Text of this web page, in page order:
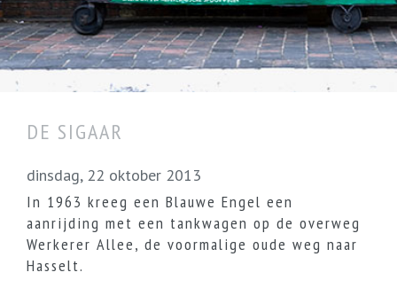
DE SIGAAR
dinsdag, 22 oktober 2013
In 1963 kreeg een Blauwe Engel een
aanrijding met een tankwagen op de overweg
Werkerer Allee, de voormalige oude weg naar
Hasselt.